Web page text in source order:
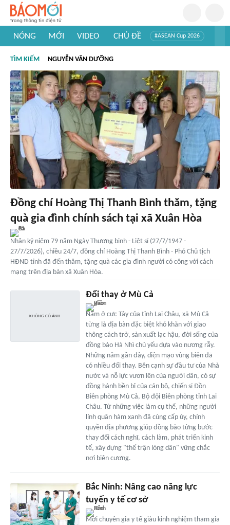
NÓNG MỚI VIDEO CHỦ ĐỀ #ASEAN Cup 2026
#Khám phá thế giới
TÌM KIẾM NGUYỄN VĂN DƯỠNG
Đồng chí Hoàng Thị Thanh Bình thăm, tặng
quà gia đình chính sách tại xã Xuân Hòa
Nhân kỷ niệm 79 năm Ngày Thương binh - Liệt sĩ (27/7/1947 -
27/7/2026), chiều 24/7, đồng chí Hoàng Thị Thanh Bình - Phó Chủ tịch
HĐND tỉnh đã đến thăm, tặng quà các gia đình người có công với cách
mạng trên địa bàn xã Xuân Hòa.
Đổi thay ở Mù Cả
Nằm ở cực Tây của tỉnh Lai Châu, xã Mù Cả
từng là địa bàn đặc biệt khó khăn với giao
thông cách trở, sản xuất lạc hậu, đời sống của
đồng bào Hà Nhì chủ yếu dựa vào nương rẫy.
Những năm gần đây, diện mạo vùng biên đã
có nhiều đổi thay. Bên cạnh sự đầu tư của Nhà
nước và nỗ lực vươn lên của người dân, có sự
đồng hành bền bỉ của cán bộ, chiến sĩ Đồn
Biên phòng Mù Cả, Bộ đội Biên phòng tỉnh Lai
Châu. Từ những việc làm cụ thể, những người
lính quân hàm xanh đã cùng cấp ủy, chính
quyền địa phương giúp đồng bào từng bước
thay đổi cách nghĩ, cách làm, phát triển kinh
tế, xây dựng "thế trận lòng dân" vững chắc
nơi biên cương.
Bắc Ninh: Nâng cao năng lực
tuyến y tế cơ sở
Mời chuyên gia y tế giàu kinh nghiệm tham gia